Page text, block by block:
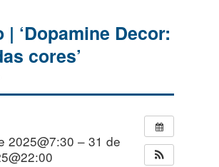
‘Dopamine Decor:
cores’
2025@7:30 – 31 de